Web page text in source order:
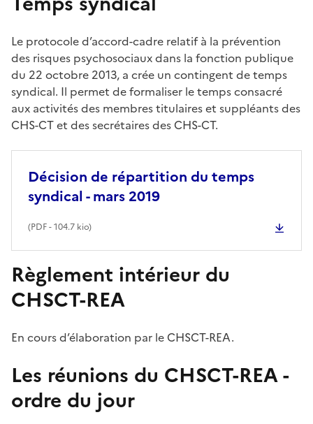
Le protocole d’accord-cadre relatif à la prévention
des risques psychosociaux dans la fonction publique
du 22 octobre 2013, a crée un contingent de temps
syndical. Il permet de formaliser le temps consacré
aux activités des membres titulaires et suppléants des
CHS-CT et des secrétaires des CHS-CT.
Décision de répartition du temps
syndical - mars 2019
(PDF- 104.7 kio)
Règlement intérieur du
CHSCT-REA
En cours d’élaboration par le CHSCT-REA.
Les réunions du CHSCT-REA -
ordre du jour